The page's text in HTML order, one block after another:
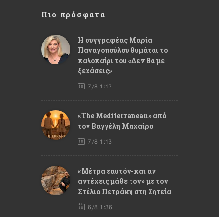
Πιο πρόσφατα
Η συγγραφέας Μαρία
Παναγοπούλου θυμάται το
καλοκαίρι του «Δεν θα με
ξεχάσεις»
7/8 1:12
«The Mediterranean» από
τον Βαγγέλη Μαχαίρα
7/8 1:13
«Μέτρα εαυτόν-και αν
αντέχεις μάθε τον» με τον
Στέλιο Πετράκη στη Σητεία
6/8 1:36